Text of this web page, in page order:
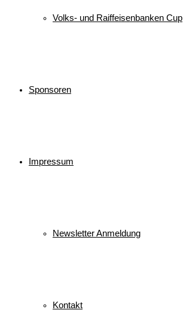
Volks- und Raiffeisenbanken Cup
Sponsoren
Impressum
Newsletter Anmeldung
Kontakt